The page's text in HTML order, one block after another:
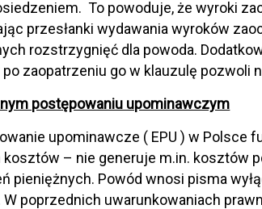
To powoduje, że wyroki
przesłanki wydawania wyroków
rozstrzygnięć dla powoda.
zaopatrzeniu go w klauzulę pozwoli
postępowaniu upominawczym
upominawcze ( EPU ) w Polsce
– nie generuje m.in. kosztów
pieniężnych. Powód wnosi pisma
poprzednich uwarunkowaniach